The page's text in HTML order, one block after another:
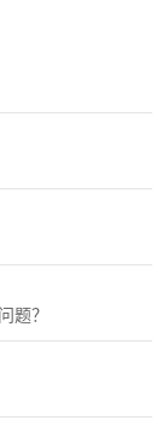
题？